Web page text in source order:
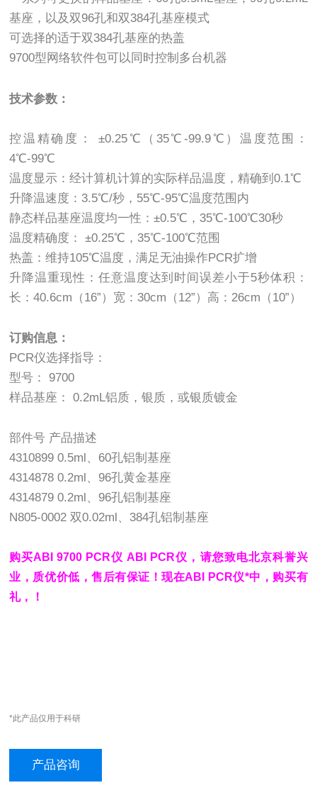
基座，以及双96孔和双384孔基座模式
可选择的适于双384孔基座的热盖
9700型网络软件包可以同时控制多台机器
技术参数：
控温精确度： ±0.25℃（35℃-99.9℃）温度范围：
4℃-99℃
温度显示：经计算机计算的实际样品温度，精确到0.1℃
升降温速度：3.5℃/秒，55℃-95℃温度范围内
静态样品基座温度均一性：±0.5℃，35℃-100℃30秒
温度精确度： ±0.25℃，35℃-100℃范围
热盖：维持105℃温度，满足无油操作PCR扩增
升降温重现性：任意温度达到时间误差小于5秒体积：
长：40.6cm（16”）宽：30cm（12”）高：26cm（10”）
订购信息：
PCR仪选择指导：
型号： 9700
样品基座： 0.2mL铝质，银质，或银质镀金
部件号 产品描述
4310899 0.5ml、60孔铝制基座
4314878 0.2ml、96孔黄金基座
4314879 0.2ml、96孔铝制基座
N805-0002 双0.02ml、384孔铝制基座
购买ABI 9700 PCR仪 ABI PCR仪，请您致电北京科誉兴
业，质优价低，售后有保证！现在ABI PCR仪*中，购买有
礼，！
*此产品仅用于科研
产品咨询